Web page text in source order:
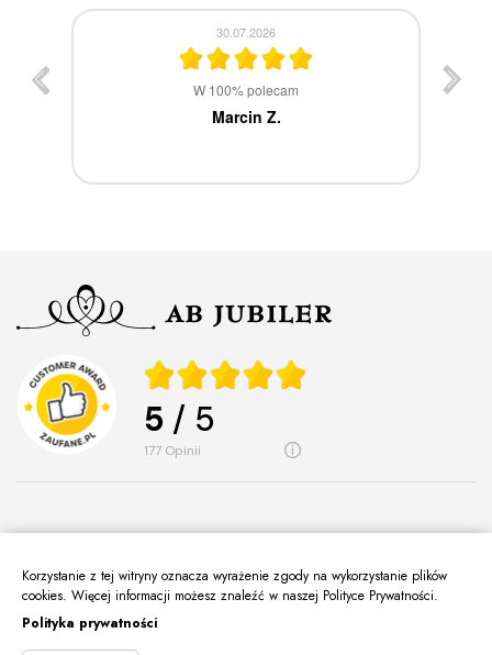
30.07.2026
W 100% polecam
Marcin Z.
5 / 5
177 opinii
O Nas
Informacje
Korzystanie z tej witryny oznacza wyrażenie zgody na wykorzystanie plików
cookies. Więcej informacji możesz znaleźć w naszej Polityce Prywatności.
Polityka prywatności